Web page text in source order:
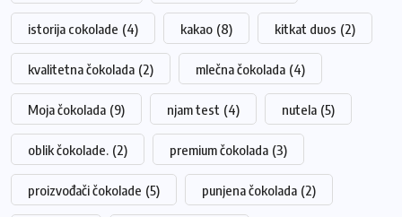
istorija cokolade (4) kakao (8) kitkat duos (2)
kvalitetna čokolada (2) mlečna čokolada (4)
Moja čokolada (9) njam test (4) nutela (5)
oblik čokolade. (2) premium čokolada (3)
proizvođači čokolade (5) punjena čokolada (2)